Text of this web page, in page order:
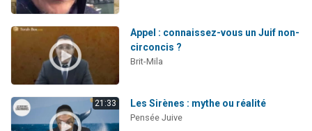
Appel : connaissez-vous un Juif non-
circoncis ?
Brit-Mila
21:33 Les Sirènes : mythe ou réalité
Pensée Juive